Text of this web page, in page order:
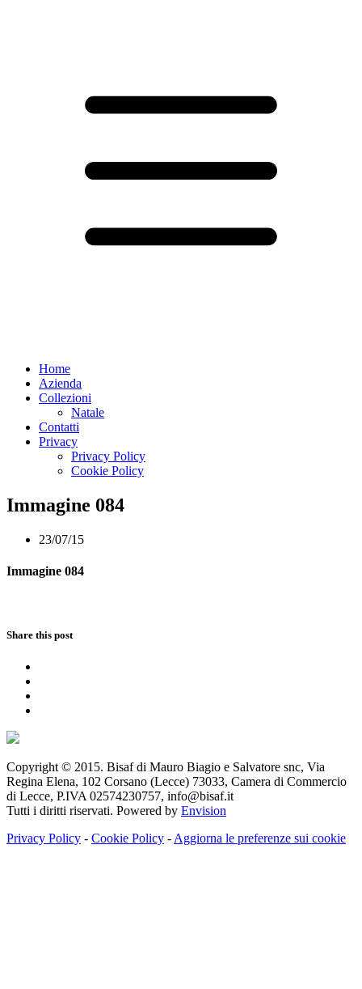
Home
Azienda
Collezioni
Natale
Contatti
Privacy
Privacy Policy
Cookie Policy
Immagine 084
23/07/15
Immagine 084
Share this post
Copyright © 2015. Bisaf di Mauro Biagio e Salvatore snc, Via
Regina Elena, 102 Corsano (Lecce) 73033, Camera di Commercio
di Lecce, P.IVA 02574230757, info@bisaf.it
Tutti i diritti riservati. Powered by Envision
Privacy Policy - Cookie Policy - Aggiorna le preferenze sui cookie